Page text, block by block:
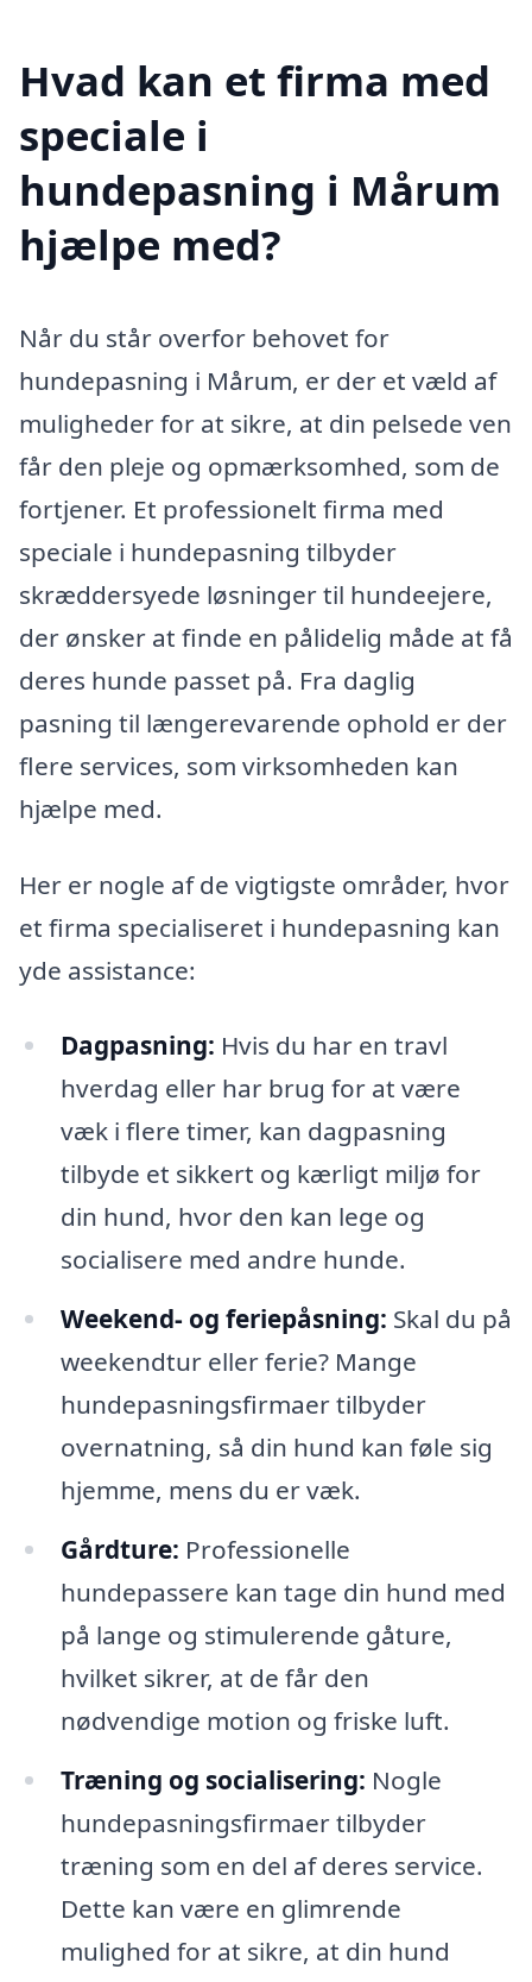
Hvad kan et firma med
speciale i
hundepasning i Mårum
hjælpe med?
Når du står overfor behovet for
hundepasning i Mårum, er der et væld af
muligheder for at sikre, at din pelsede ven
får den pleje og opmærksomhed, som de
fortjener. Et professionelt firma med
speciale i hundepasning tilbyder
skræddersyede løsninger til hundeejere,
der ønsker at finde en pålidelig måde at få
deres hunde passet på. Fra daglig
pasning til længerevarende ophold er der
flere services, som virksomheden kan
hjælpe med.
Her er nogle af de vigtigste områder, hvor
et firma specialiseret i hundepasning kan
yde assistance:
Dagpasning: Hvis du har en travl
hverdag eller har brug for at være
væk i flere timer, kan dagpasning
tilbyde et sikkert og kærligt miljø for
din hund, hvor den kan lege og
socialisere med andre hunde.
Weekend- og feriepåsning: Skal du på
weekendtur eller ferie? Mange
hundepasningsfirmaer tilbyder
overnatning, så din hund kan føle sig
hjemme, mens du er væk.
Gårdture: Professionelle
hundepassere kan tage din hund med
på lange og stimulerende gåture,
hvilket sikrer, at de får den
nødvendige motion og friske luft.
Træning og socialisering: Nogle
hundepasningsfirmaer tilbyder
træning som en del af deres service.
Dette kan være en glimrende
mulighed for at sikre, at din hund